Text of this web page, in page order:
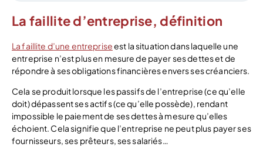
La faillite d’entreprise, définition
La faillite d’une entrepriseest la situation dans laquelle une
entreprise n’est plus en mesure de payer ses dettes et de
répondre à ses obligations financières envers ses créanciers.
Cela se produit lorsque les passifs de l’entreprise (ce qu’elle
doit) dépassent ses actifs (ce qu’elle possède), rendant
impossible le paiement de ses dettes à mesure qu’elles
échoient. Cela signifie que l’entreprise ne peut plus payer ses
fournisseurs, ses prêteurs, ses salariés…